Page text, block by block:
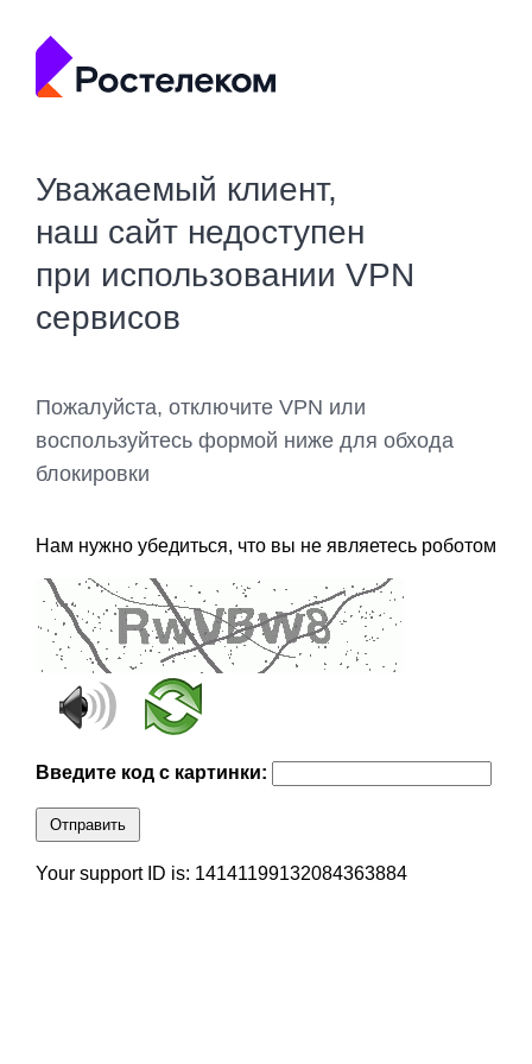
Уважаемый клиент,
наш сайт недоступен
при использовании VPN
сервисов
Пожалуйста, отключите VPN или
воспользуйтесь формой ниже для обхода
блокировки
Нам нужно убедиться, что вы не являетесь роботом
Введите код с картинки:
Отправить
Your support ID is: 14141199132084363884